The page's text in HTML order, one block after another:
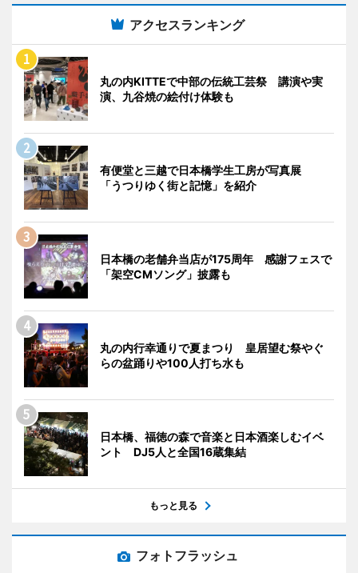
アクセスランキング
丸の内KITTEで中部の伝統工芸祭 講演や実
演、九谷焼の絵付け体験も
有便堂と三越で日本橋学生工房が写真展
「うつりゆく街と記憶」を紹介
日本橋の老舗弁当店が175周年 感謝フェスで
「架空CMソング」披露も
丸の内行幸通りで夏まつり 皇居望む祭やぐ
らの盆踊りや100人打ち水も
日本橋、福徳の森で音楽と日本酒楽しむイベ
ント DJ5人と全国16蔵集結
もっと見る
フォトフラッシュ